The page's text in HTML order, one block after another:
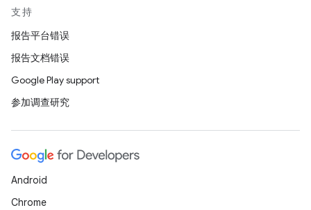
支持
报告平台错误
报告文档错误
Google Play support
参加调查研究
Android
Chrome